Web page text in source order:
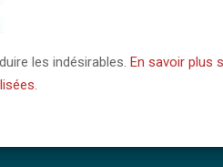
les indésirables. En savoir plus
.